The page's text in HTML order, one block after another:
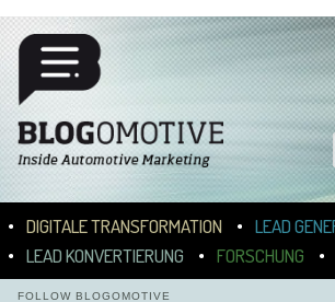
ZUM INHALT WECHSELN
ZUM SEKUNDÄREN INHALT WECHSELN
DIGITALE TRANSFORMATION
LEAD
LEAD KONVERTIERUNG
FORSCHUNG
FOLLOW BLOGOMOTIVE